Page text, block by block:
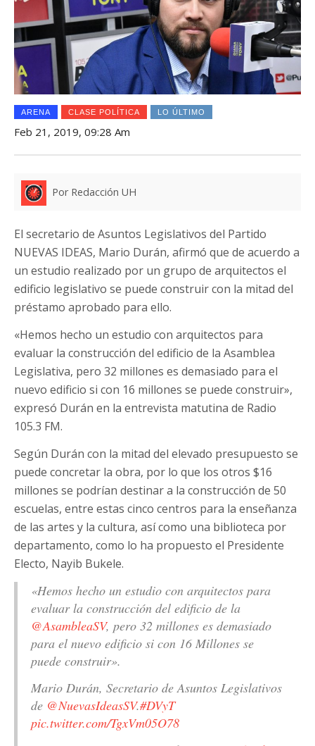
ARENA CLASE POLÍTICA LO ÚLTIMO
Feb 21, 2019, 09:28 Am
Por Redacción UH
El secretario de Asuntos Legislativos del Partido
NUEVAS IDEAS, Mario Durán, afirmó que de acuerdo a
un estudio realizado por un grupo de arquitectos el
edificio legislativo se puede construir con la mitad del
préstamo aprobado para ello.
«Hemos hecho un estudio con arquitectos para
evaluar la construcción del edificio de la Asamblea
Legislativa, pero 32 millones es demasiado para el
nuevo edificio si con 16 millones se puede construir»,
expresó Durán en la entrevista matutina de Radio
105.3 FM.
Según Durán con la mitad del elevado presupuesto se
puede concretar la obra, por lo que los otros $16
millones se podrían destinar a la construcción de 50
escuelas, entre estas cinco centros para la enseñanza
de las artes y la cultura, así como una biblioteca por
departamento, como lo ha propuesto el Presidente
Electo, Nayib Bukele.
«Hemos hecho un estudio con arquitectos para
evaluar la construcción del edificio de la
@AsambleaSV, pero 32 millones es demasiado
para el nuevo edificio si con 16 Millones se
puede construir».
Mario Durán, Secretario de Asuntos Legislativos
de @NuevasIdeasSV.#DVyT
pic.twitter.com/TgxVm05O78